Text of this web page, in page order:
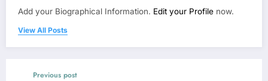
Add your Biographical Information. Edit your Profile now.
View All Posts
Previous post